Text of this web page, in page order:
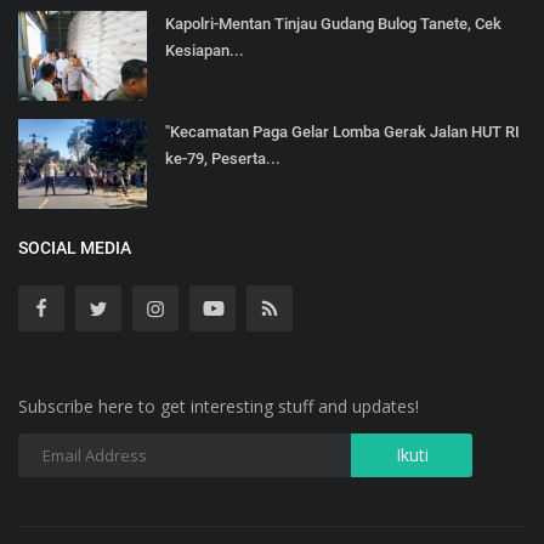
Kapolri-Mentan Tinjau Gudang Bulog Tanete, Cek
Kesiapan...
"Kecamatan Paga Gelar Lomba Gerak Jalan HUT RI
ke-79, Peserta...
SOCIAL MEDIA
Subscribe here to get interesting stuff and updates!